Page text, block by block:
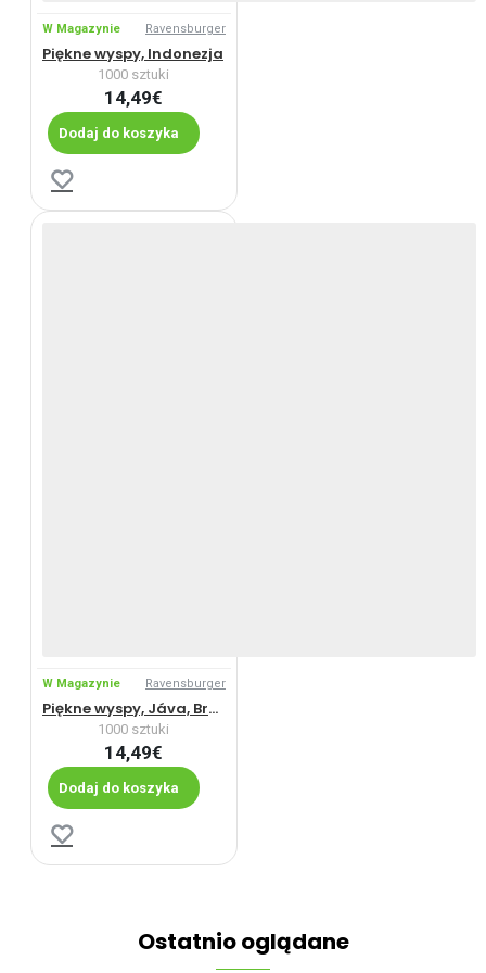
W Magazynie Ravensburger
Piękne wyspy, Indonezja
1000 sztuki
14,49€
Dodaj do koszyka
W Magazynie Ravensburger
Piękne wyspy, Jáva, Bromo
1000 sztuki
14,49€
Dodaj do koszyka
Ostatnio oglądane